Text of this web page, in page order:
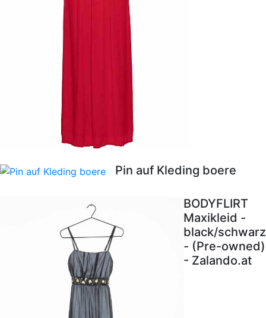
Pin auf Kleding boere
BODYFLIRT
Maxikleid -
black/schwarz
- (Pre-owned)
- Zalando.at